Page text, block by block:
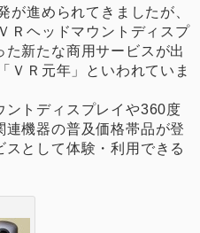
が進められてきましたが、
Ｒヘッドマウントディスプ
新たな商用サービスが出
ＶＲ元年」といわれていま
ントディスプレイや360度
機器の普及価格帯品が登
として体験・利用できる